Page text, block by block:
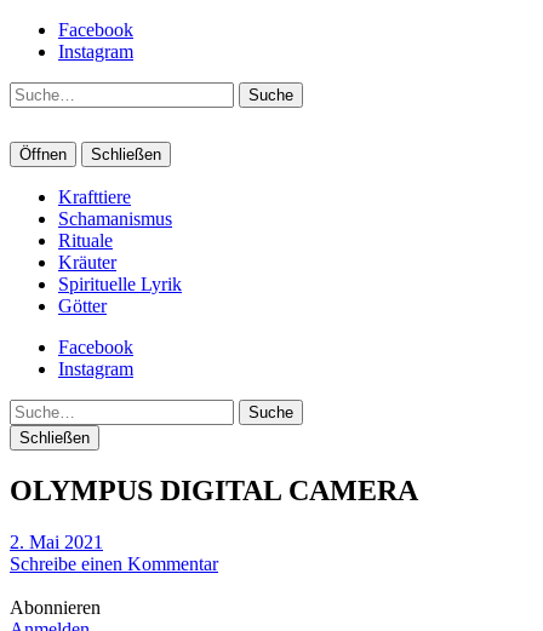
Facebook
Instagram
Suche
Öffnen Schließen
Krafttiere
Schamanismus
Rituale
Kräuter
Spirituelle Lyrik
Götter
Facebook
Instagram
Suche
Schließen
OLYMPUS DIGITAL CAMERA
2. Mai 2021
Schreibe einen Kommentar
Abonnieren